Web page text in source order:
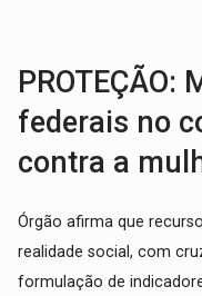
VÍDEO:
federais no
contra a
Órgão afirma que
realidade social, com
formulação de